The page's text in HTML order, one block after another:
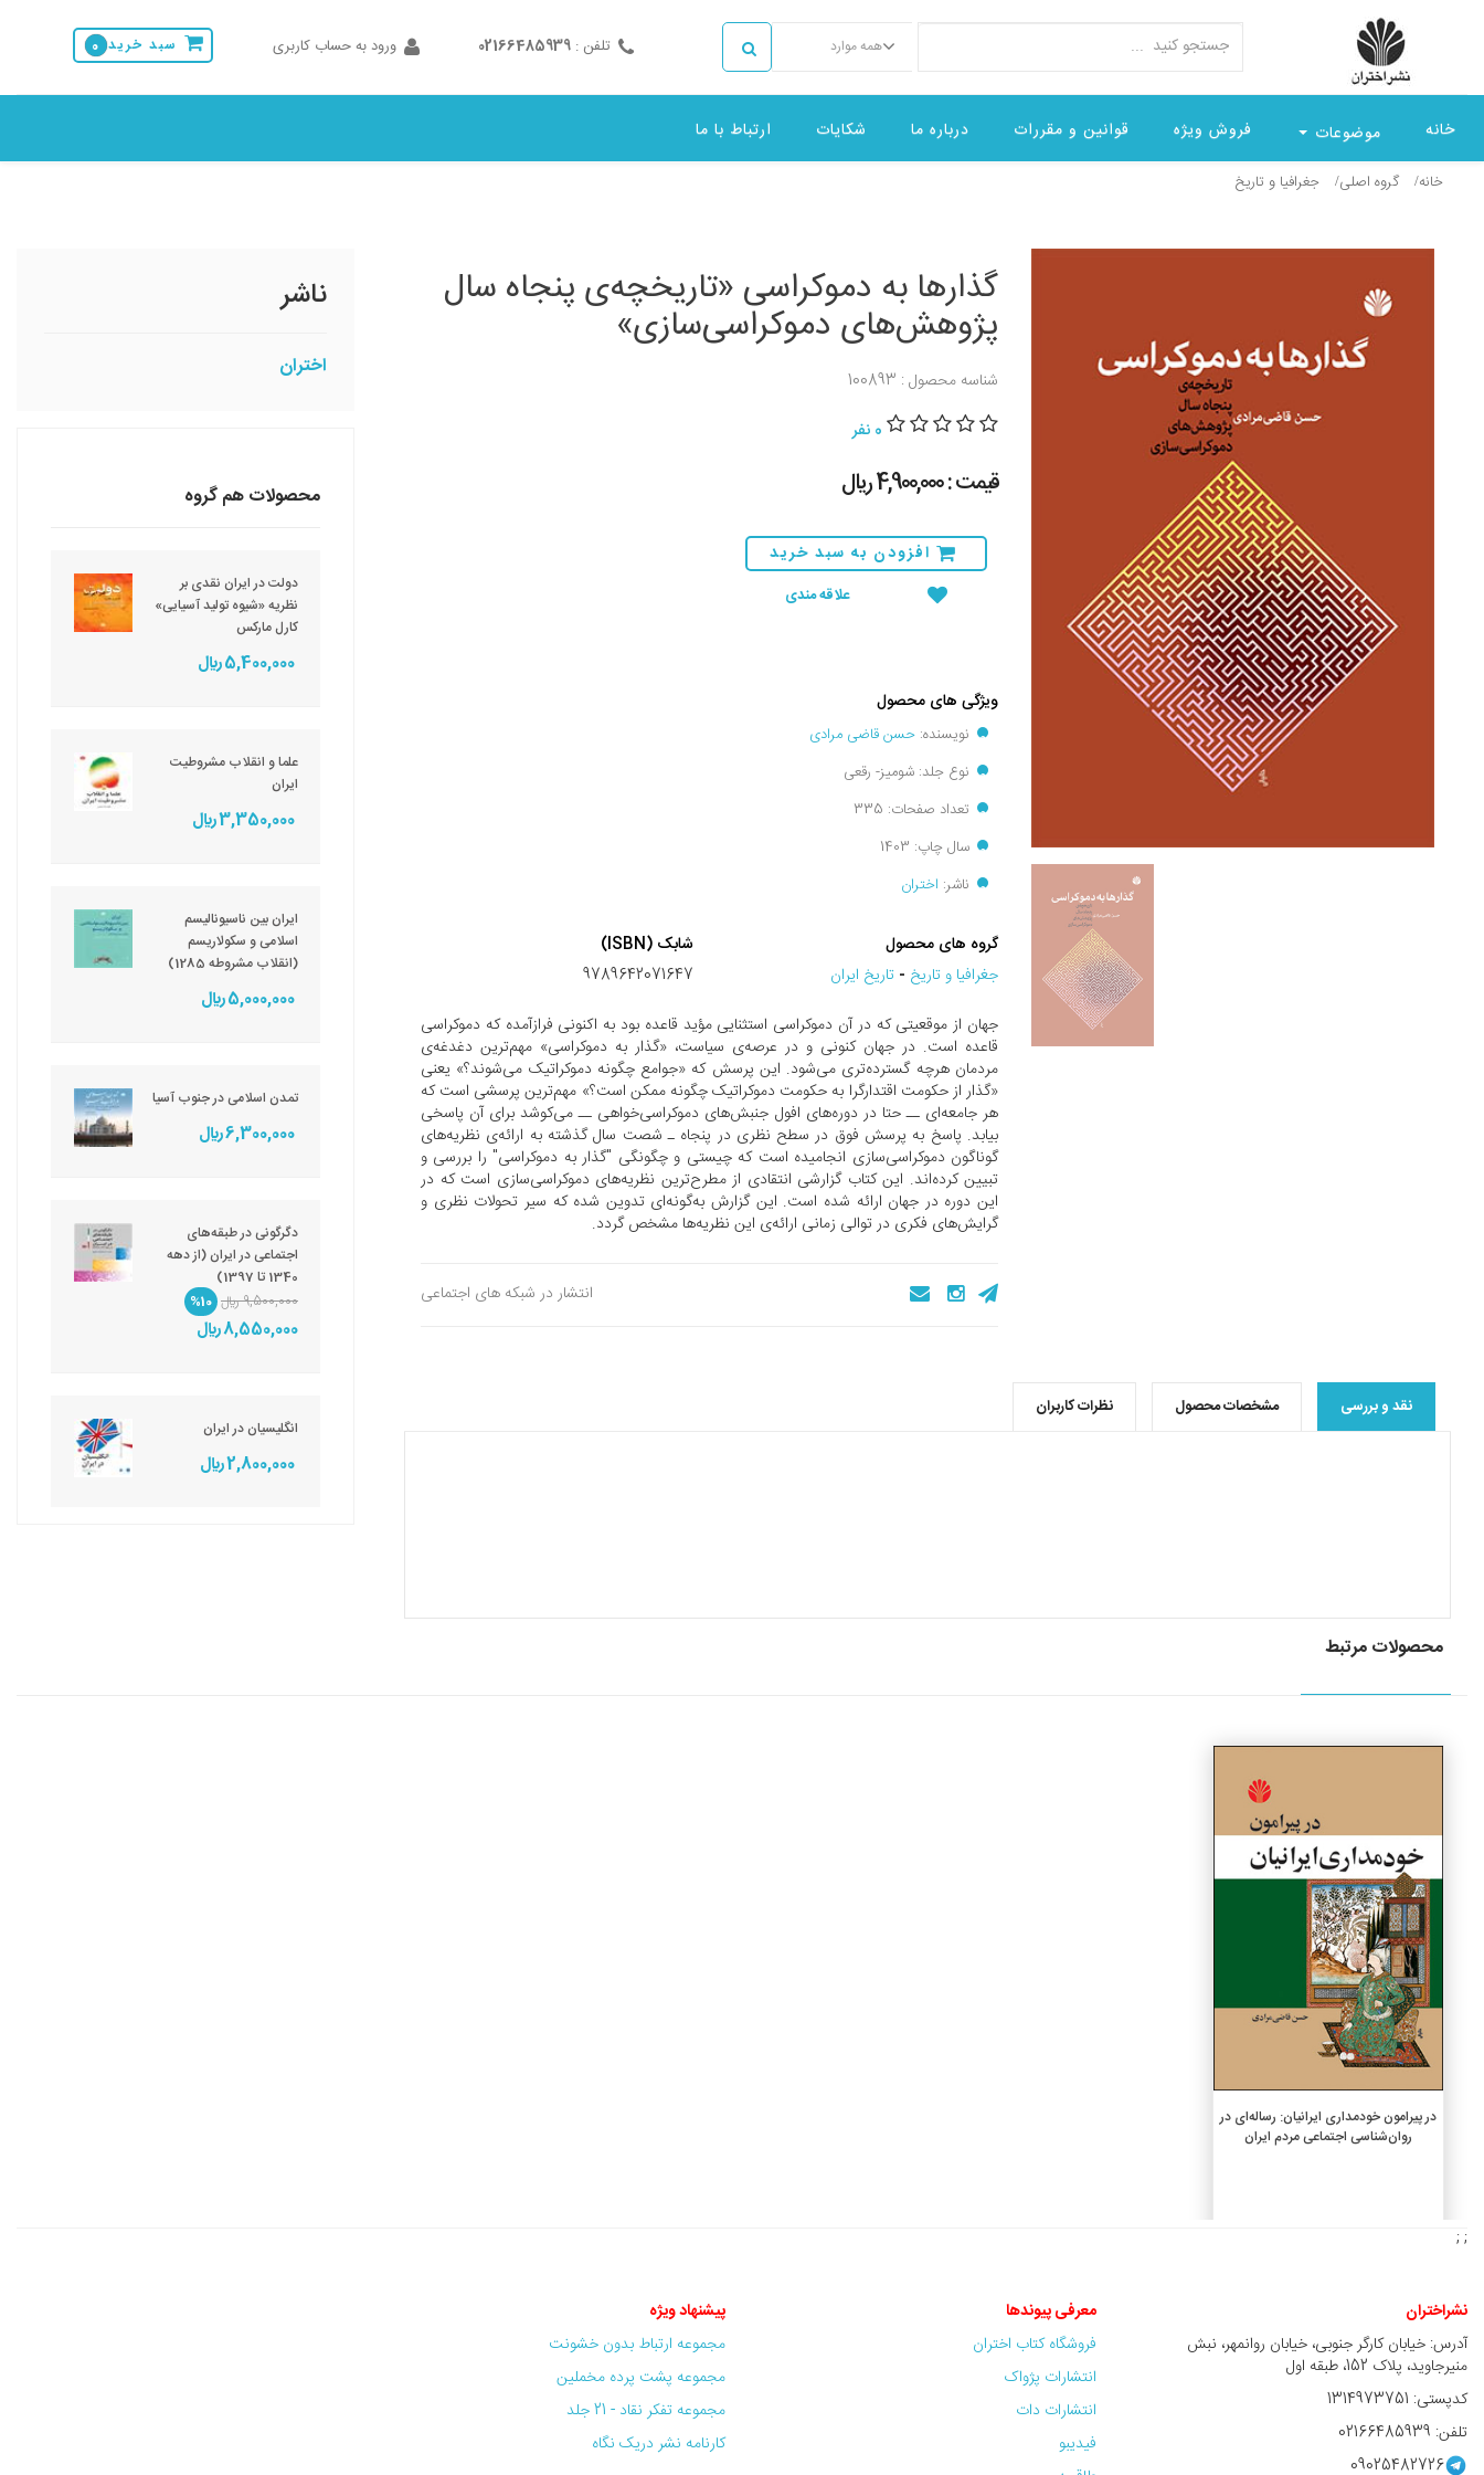
همه موارد تلفن : 02166485939 ورود به حساب کاربری سبد خرید 0
خانه موضوعات فروش ویژه قوانین و مقررات درباره ما شکایات ارتباط با ما
خانه گروه اصلی جغرافيا و تاريخ
گذارها به دموکراسی «تاریخچه‌ی پنجاه سال
پژوهش‌های دموکراسی‌سازی»
شناسه محصول : 100893
0 نفر
قیمت : 4,900,000 ريال
افزودن به سبد خرید
علاقه مندی
ویژگی های محصول
نویسنده: حسن قاضی مرادی
نوع جلد: شومیز- رقعی
تعداد صفحات: 335
سال چاپ: 1403
ناشر: اختران
گروه های محصول
جغرافيا و تاريخ - تاریخ ایران
شابک (ISBN)
9789642071647
جهان از موقعیتی که در آن دموکراسی استثنایی مؤید قاعده بود به اکنونی فرازآمده که دموکراسی
قاعده است. در جهان کنونی و در عرصه‌ی سیاست، «گذار به دموکراسی» مهم‌ترین دغدغه‌ی
مردمان هرچه گسترده‌تری می‌شود. این پرسش که «جوامع چگونه دموکراتیک می‌شوند؟» یعنی
«گذار از حکومت اقتدارگرا به حکومت دموکراتیک چگونه ممکن است؟» مهم‌ترین پرسشی است که
هر جامعه‌ای ــ حتا در دوره‌های افول جنبش‌های دموکراسی‌خواهی ــ می‌کوشد برای آن پاسخی
بیابد. پاسخ به پرسش فوق در سطح نظری در پنجاه ـ شصت سال گذشته به ارائه‌ی نظریه‌های
گوناگون دموکراسی‌سازی انجامیده است که چیستی و چگونگی "گذار به دموکراسی" را بررسی و
تبیین کرده‌اند. این کتاب گزارشی انتقادی از مطرح‌ترین نظریه‌های دموکراسی‌سازی است که در
این دوره در جهان ارائه شده است. این گزارش به‌گونه‌ای تدوین شده که سیر تحولات نظری و
گرایش‌های فکری در توالی زمانی ارائه‌ی این نظریه‌ها مشخص گردد.
انتشار در شبکه های اجتماعی
نقد و بررسی مشخصات محصول نظرات کاربران
ناشر
اختران
محصولات هم گروه
دولت در ایران نقدی بر
نظریه «شیوه تولید آسیایی»
کارل مارکس
5,400,000 ريال
علما و انقلاب مشروطیت
ایران
3,350,000 ريال
ایران بین ناسیونالیسم
اسلامی و سکولاریسم
(انقلاب مشروطه 1285)
5,000,000 ريال
تمدن اسلامی در جنوب آسیا
6,300,000 ريال
دگرگونی در طبقه‌های
اجتماعی در ایران (از دهه
1340 تا 1397)
9,500,000 ريال
%10
8,550,000 ريال
انگلیسیان در ایران
2,800,000 ريال
محصولات مرتبط
افزودن به سبد خرید
در پیرامون خودمداری ایرانیان: رساله‌ای در
روان‌شناسی اجتماعی مردم ایران
; ;
نشراختران
آدرس: خیابان کارگر جنوبی، خیابان روانمهر، نبش
منیرجاوید، پلاک 152، طبقه اول
کدپستی: 1314973751
تلفن: 02166485939
09025482726
معرفی پیوندها
فروشگاه کتاب اختران
انتشارات پژواک
انتشارات دات
فیدیبو
پیشنهاد ویژه
مجموعه ارتباط بدون خشونت
مجموعه پشت پرده مخملین
مجموعه تفکر نقاد - 21 جلد
کارنامه نشر دریک نگاه